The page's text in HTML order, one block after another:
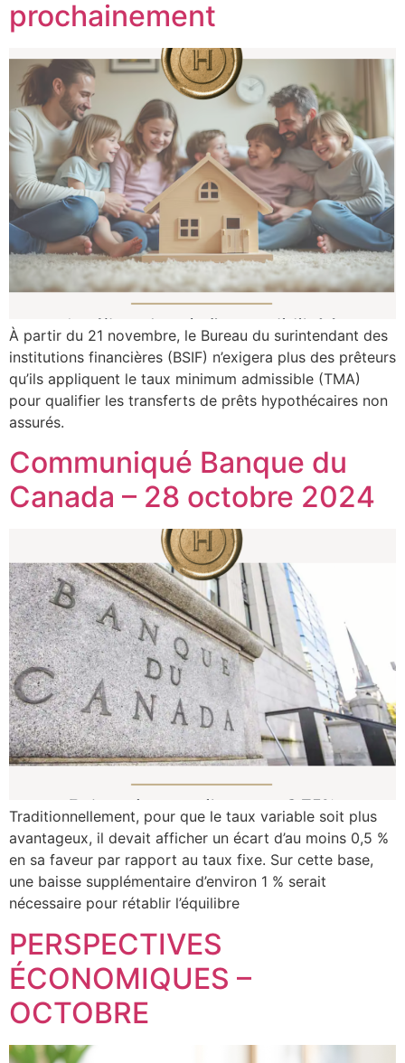
prochainement
À partir du 21 novembre, le Bureau du surintendant des
institutions financières (BSIF) n’exigera plus des prêteurs
qu’ils appliquent le taux minimum admissible (TMA)
pour qualifier les transferts de prêts hypothécaires non
assurés.
Communiqué Banque du
Canada – 28 octobre 2024
Traditionnellement, pour que le taux variable soit plus
avantageux, il devait afficher un écart d’au moins 0,5 %
en sa faveur par rapport au taux fixe. Sur cette base,
une baisse supplémentaire d’environ 1 % serait
nécessaire pour rétablir l’équilibre
PERSPECTIVES
ÉCONOMIQUES –
OCTOBRE